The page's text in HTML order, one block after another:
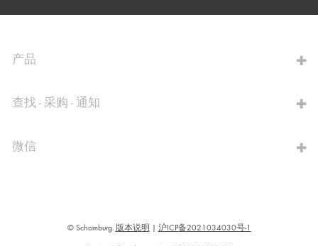
产品
查找 - 采购 - 通知
微信
© Schomburg. 版本说明 沪ICP备2021034030号-1